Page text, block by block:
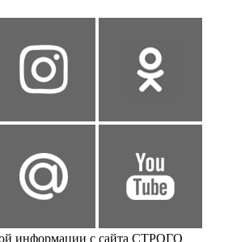
информации с сайта СТРОГО